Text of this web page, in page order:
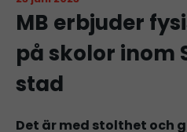
MB erbjuder
på skolor inom
stad
Det är med stolthet och